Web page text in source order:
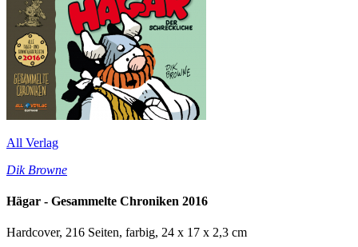
All Verlag
Dik Browne
Hägar - Gesammelte Chroniken 2016
Hardcover, 216 Seiten, farbig, 24 x 17 x 2,3 cm